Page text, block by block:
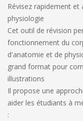
Révisez rapidement
physiologie
Cet outil de révision
fonctionnement du
d'anatomie et de
grand format pour
illustrations
Il propose une
aider les étudiants à
: